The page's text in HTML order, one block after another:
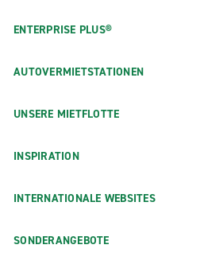
ENTERPRISE PLUS®
AUTOVERMIETSTATIONEN
UNSERE MIETFLOTTE
INSPIRATION
INTERNATIONALE WEBSITES
SONDERANGEBOTE